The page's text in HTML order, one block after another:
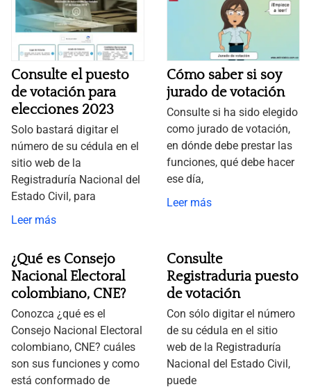
Consulte el puesto
de votación para
elecciones 2023
Solo bastará digitar el
número de su cédula en el
sitio web de la
Registraduría Nacional del
Estado Civil, para
Leer más
Cómo saber si soy
jurado de votación
Consulte si ha sido elegido
como jurado de votación,
en dónde debe prestar las
funciones, qué debe hacer
ese día,
Leer más
¿Qué es Consejo
Nacional Electoral
colombiano, CNE?
Conozca ¿qué es el
Consejo Nacional Electoral
colombiano, CNE? cuáles
son sus funciones y como
está conformado de
Consulte
Registraduria puesto
de votación
Con sólo digitar el número
de su cédula en el sitio
web de la Registraduría
Nacional del Estado Civil,
puede